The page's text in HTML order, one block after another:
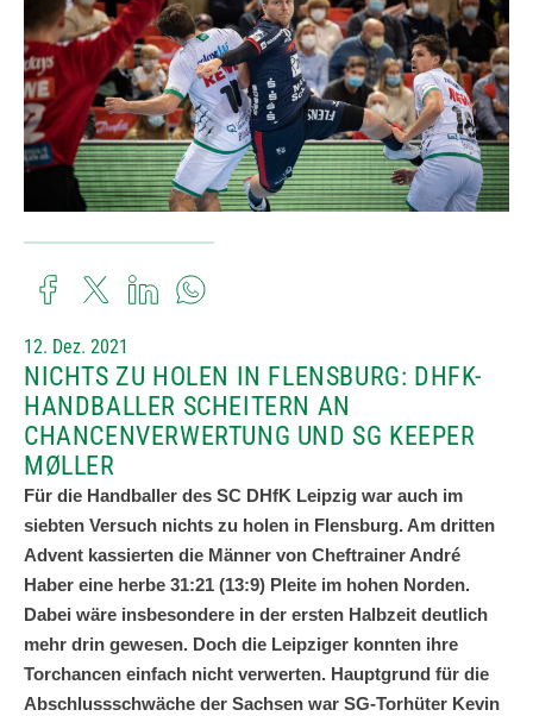
12. Dez. 2021
NICHTS ZU HOLEN IN FLENSBURG: DHFK-
HANDBALLER SCHEITERN AN
CHANCENVERWERTUNG UND SG KEEPER
MØLLER
Für die Handballer des SC DHfK Leipzig war auch im
siebten Versuch nichts zu holen in Flensburg. Am dritten
Advent kassierten die Männer von Cheftrainer André
Haber eine herbe 31:21 (13:9) Pleite im hohen Norden.
Dabei wäre insbesondere in der ersten Halbzeit deutlich
mehr drin gewesen. Doch die Leipziger konnten ihre
Torchancen einfach nicht verwerten. Hauptgrund für die
Abschlussschwäche der Sachsen war SG-Torhüter Kevin